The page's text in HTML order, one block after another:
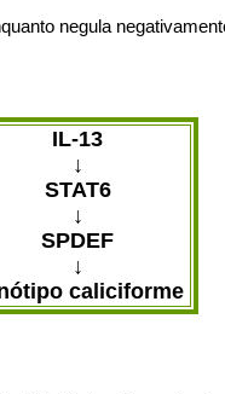
negula
IL-13
↓
STAT6
↓
SPDEF
↓
caliciforme